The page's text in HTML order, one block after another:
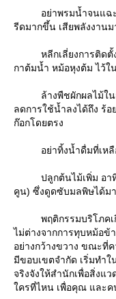
อย่าพรมน้ำจนแฉะเว
รีดมากขึ้น เสียพลังงาน
หลีกเลี่ยงการติดตั้ง
กาต้มน้ำ หม้อหุงต้ม ไว้ใ
ล้างพืชผักผลไม้ในอ่า
ลดการใช้น้ำลงได้ถึง ร้อ
ก๊อกโดยตรง
อย่าทิ้งน้ำดื่มที่เหลือ
ปลูกต้นไม้เพิ่ม อาทิ
คูน) ซึ่งดูดซับมลพิษได้ม
พฤติกรรมบริโภคเกิน
ไม่ต่างจากการทุบหม้อข้
อย่างกว้างขวาง ขณะที่
มีขอบเขตจำกัด เริ่มทำ
จริงจังให้สำนักเพื่อสิ่งแ
ครที่ไหน เพื่อคุณ และค